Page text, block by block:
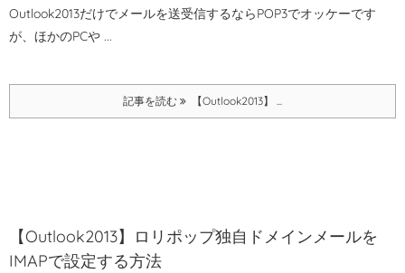
Outlook2013だけでメールを送受信するならPOP3でオッケーです
が、ほかのPCや ...
記事を読む 【Outlook2013】 ...
【Outlook2013】ロリポップ独自ドメインメールを
IMAPで設定する方法